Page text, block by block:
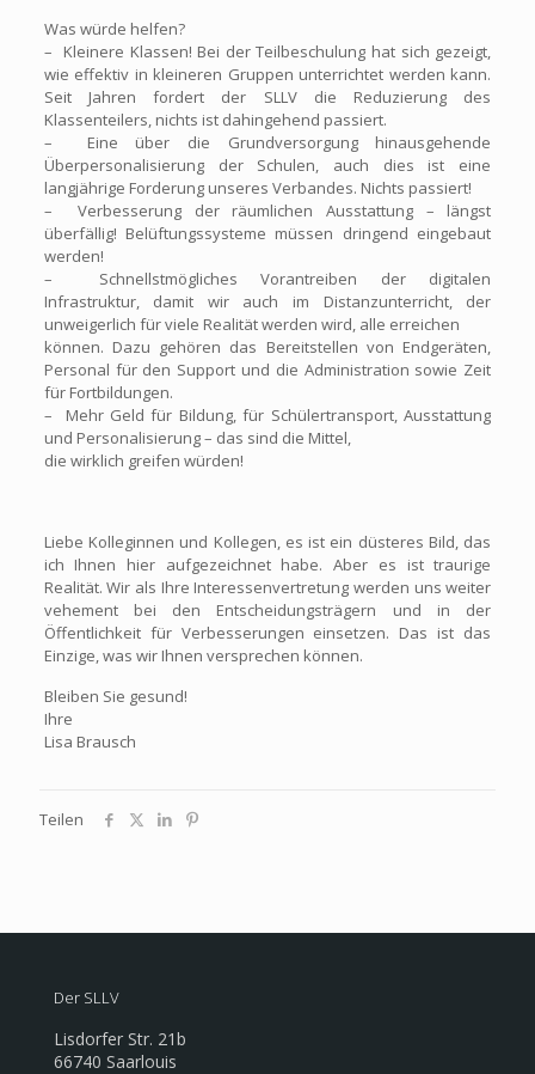
Was würde helfen?
– Kleinere Klassen! Bei der Teilbeschulung hat sich gezeigt,
wie effektiv in kleineren Gruppen unterrichtet werden kann.
Seit Jahren fordert der SLLV die Reduzierung des
Klassenteilers, nichts ist dahingehend passiert.
– Eine über die Grundversorgung hinausgehende
Überpersonalisierung der Schulen, auch dies ist eine
langjährige Forderung unseres Verbandes. Nichts passiert!
– Verbesserung der räumlichen Ausstattung – längst
überfällig! Belüftungssysteme müssen dringend eingebaut
werden!
– Schnellstmögliches Vorantreiben der digitalen
Infrastruktur, damit wir auch im Distanzunterricht, der
unweigerlich für viele Realität werden wird, alle erreichen
können. Dazu gehören das Bereitstellen von Endgeräten,
Personal für den Support und die Administration sowie Zeit
für Fortbildungen.
– Mehr Geld für Bildung, für Schülertransport, Ausstattung
und Personalisierung – das sind die Mittel,
die wirklich greifen würden!
Liebe Kolleginnen und Kollegen, es ist ein düsteres Bild, das
ich Ihnen hier aufgezeichnet habe. Aber es ist traurige
Realität. Wir als Ihre Interessenvertretung werden uns weiter
vehement bei den Entscheidungsträgern und in der
Öffentlichkeit für Verbesserungen einsetzen. Das ist das
Einzige, was wir Ihnen versprechen können.
Bleiben Sie gesund!
Ihre
Lisa Brausch
Teilen
Der SLLV
Lisdorfer Str. 21b
66740 Saarlouis